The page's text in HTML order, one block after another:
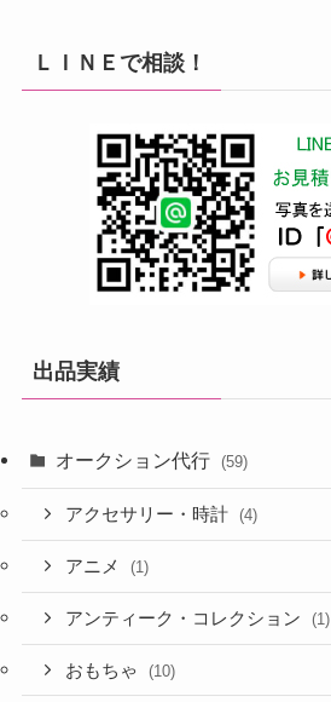
ＬＩＮＥで相談！
出品実績
オークション代行 (59)
アクセサリー・時計 (4)
アニメ (1)
アンティーク・コレクション (1)
おもちゃ (10)